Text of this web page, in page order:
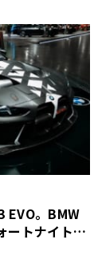
ダイハツ
EVO。BMW
ートナイト』
アルの融合